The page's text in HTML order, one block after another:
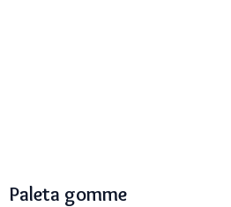
Paleta gomme